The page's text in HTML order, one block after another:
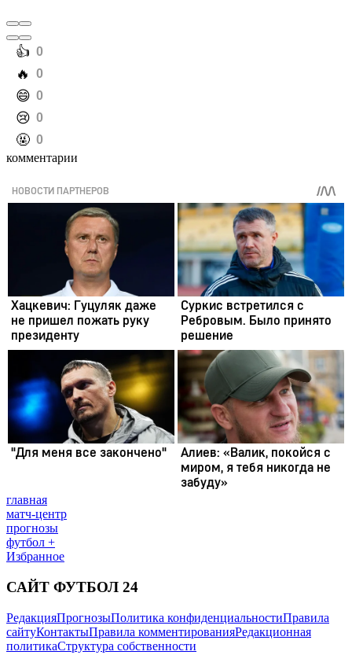
️👍 0
️🔥 0
️😄 0
️😢 0
️🤬 0
комментарии
главная
матч-центр
прогнозы
футбол +
Избранное
САЙТ ФУТБОЛ 24
РедакцияПрогнозыПолитика конфиденциальностиПравила
сайтуКонтактыПравила комментированияРедакционная
политикаСтруктура собственности